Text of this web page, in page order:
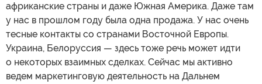
африканские страны и даже Южная Америка. Даже там
у нас в прошлом году была одна продажа. У нас очень
тесные контакты со странами Восточной Европы.
Украина, Белоруссия — здесь тоже речь может идти
о некоторых взаимных сделках. Сейчас мы активно
ведем маркетинговую деятельность на Дальнем